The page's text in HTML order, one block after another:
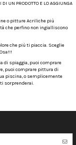
UN PRODOTTO E LO AGGIUNGA
o pitture Acriliche più
che perfino non ingialliscono
che più ti piaccia. Sceglie
di spiaggia, puoi comprare
puoi comprare pittura di
piscina, o semplicemente
sorprenderai.